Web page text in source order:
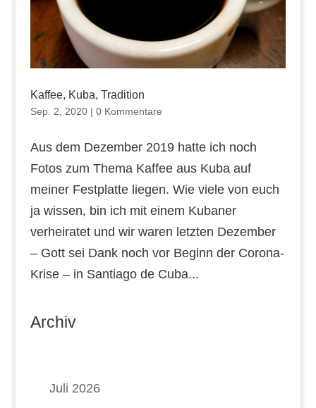
Kaffee, Kuba, Tradition
Sep. 2, 2020| 0 Kommentare
Aus dem Dezember 2019 hatte ich noch
Fotos zum Thema Kaffee aus Kuba auf
meiner Festplatte liegen. Wie viele von euch
ja wissen, bin ich mit einem Kubaner
verheiratet und wir waren letzten Dezember
– Gott sei Dank noch vor Beginn der Corona-
Krise – in Santiago de Cuba...
Archiv
Juli 2026